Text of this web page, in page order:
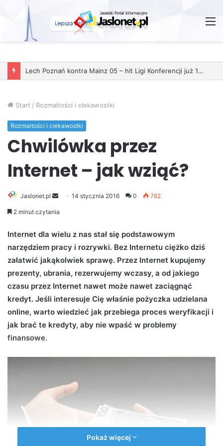
Start / Rozmaitości i ciekawostki
Rozmaitości i ciekawostki
Chwilówka przez
Internet – jak wziąć?
Jaslonet.pl
d
a
i
l
14 stycznia 2016 0 762
2 minut czytania
Internet dla wielu z nas stał się podstawowym
narzędziem pracy i rozrywki. Bez Internetu ciężko dziś
załatwić jakąkolwiek sprawę. Przez Internet kupujemy
prezenty, ubrania, rezerwujemy wczasy, a od jakiego
czasu przez Internet nawet może nawet zaciągnąć
kredyt. Jeśli interesuje Cię właśnie pożyczka udzielana
online, warto wiedzieć jak przebiega proces weryfikacji i
jak brać te kredyty, aby nie wpaść w problemy
finansowe.
Pokaż więcej